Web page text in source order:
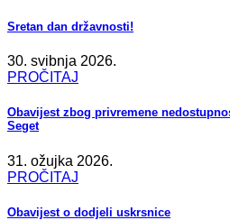
Sretan dan državnosti!
30. svibnja 2026.
PROČITAJ
Obavijest zbog privremene
Seget
31. ožujka 2026.
PROČITAJ
Obavijest o dodjeli uskrsnice